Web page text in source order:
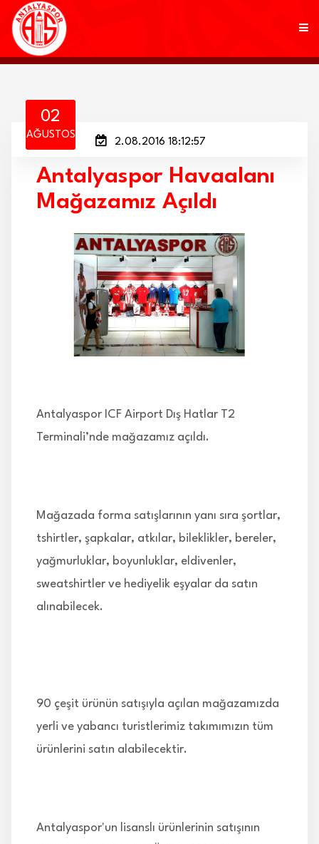
KULÜP
AKADEMİ
MARKALAR
02
AĞUSTOS
2.08.2016 18:12:57
Antalyaspor Havaalanı
Mağazamız Açıldı
Antalyaspor ICF Airport Dış Hatlar T2
Terminali’nde mağazamız açıldı.
Mağazada forma satışlarının yanı sıra şortlar,
tshirtler, şapkalar, atkılar, bileklikler, bereler,
yağmurluklar, boyunluklar, eldivenler,
sweatshirtler ve hediyelik eşyalar da satın
alınabilecek.
90 çeşit ürünün satışıyla açılan mağazamızda
yerli ve yabancı turistlerimiz takımımızın tüm
ürünlerini satın alabilecektir.
Antalyaspor'un lisanslı ürünlerinin satışının